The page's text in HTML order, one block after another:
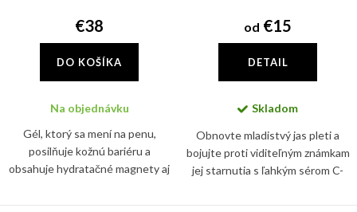
€38
DO KOŠÍKA
Na objednávku
Gél, ktorý sa mení na penu,
posilňuje kožnú bariéru a
obsahuje hydratačné magnety aj
od €15
DETAIL
Skladom
Obnovte mladistvý jas pleti a
bojujte proti viditeľným známkam
jej starnutia s ľahkým sérom C-